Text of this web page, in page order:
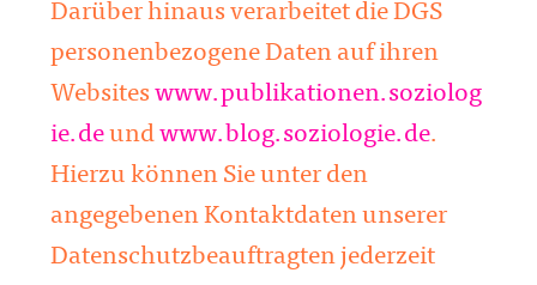
Darüber hinaus verarbeitet die DGS
personenbezogene Daten auf ihren
Websites www.publikationen.soziolog
ie.deundwww.blog.soziologie.de.
Hierzu können Sie unter den
angegebenen Kontaktdaten unserer
Datenschutzbeauftragten jederzeit